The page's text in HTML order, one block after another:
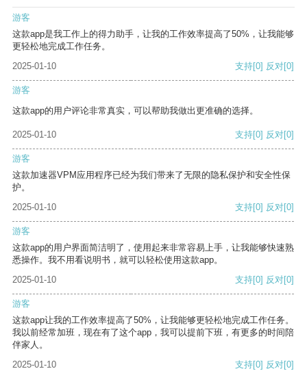
游客
这款app是我工作上的得力助手，让我的工作效率提高了50%，让我能够
更轻松地完成工作任务。
2025-01-10
支持[0] 反对[0]
游客
这款app的用户评论非常真实，可以帮助我做出更准确的选择。
2025-01-10 支持[0] 反对[0]
游客
这款加速器VPM应用程序已经为我们带来了无限的隐私保护和安全性保
护。
2025-01-10
支持[0] 反对[0]
游客
这款app的用户界面简洁明了，使用起来非常容易上手，让我能够快速熟
悉操作。我不用看说明书，就可以轻松使用这款app。
2025-01-10
支持[0] 反对[0]
游客
这款app让我的工作效率提高了50%，让我能够更轻松地完成工作任务。
我以前经常加班，现在有了这个app，我可以提前下班，有更多的时间陪
伴家人。
2025-01-10
支持[0] 反对[0]